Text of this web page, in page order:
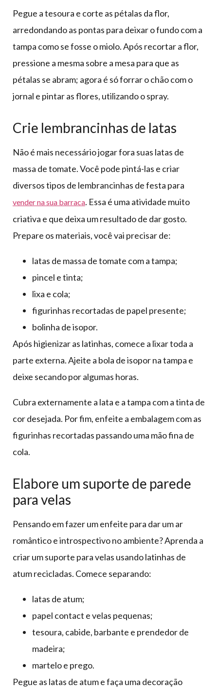
Pegue a tesoura e corte as pétalas da flor,
arredondando as pontas para deixar o fundo com a
tampa como se fosse o miolo. Após recortar a flor,
pressione a mesma sobre a mesa para que as
pétalas se abram; agora é só forrar o chão com o
jornal e pintar as flores, utilizando o spray.
Crie lembrancinhas de latas
Não é mais necessário jogar fora suas latas de
massa de tomate. Você pode pintá-las e criar
diversos tipos de lembrancinhas de festa para
vender na sua barraca. Essa é uma atividade muito
criativa e que deixa um resultado de dar gosto.
Prepare os materiais, você vai precisar de:
latas de massa de tomate com a tampa;
pincel e tinta;
lixa e cola;
figurinhas recortadas de papel presente;
bolinha de isopor.
Após higienizar as latinhas, comece a lixar toda a
parte externa. Ajeite a bola de isopor na tampa e
deixe secando por algumas horas.
Cubra externamente a lata e a tampa com a tinta de
cor desejada. Por fim, enfeite a embalagem com as
figurinhas recortadas passando uma mão fina de
cola.
Elabore um suporte de parede
para velas
Pensando em fazer um enfeite para dar um ar
romântico e introspectivo no ambiente? Aprenda a
criar um suporte para velas usando latinhas de
atum recicladas. Comece separando:
latas de atum;
papel contact e velas pequenas;
tesoura, cabide, barbante e prendedor de
madeira;
martelo e prego.
Pegue as latas de atum e faça uma decoração